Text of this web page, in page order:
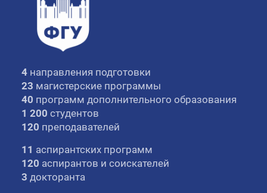
4 направления подготовки
23 магистерские программы
40 программ дополнительного образования
1 200 студентов
120 преподавателей
11 аспирантских программ
120 аспирантов и соискателей
3 докторанта